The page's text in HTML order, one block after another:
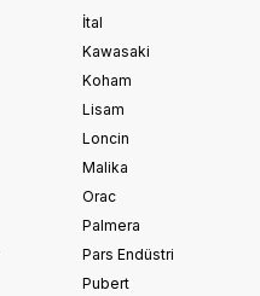
İtal
Kawasaki
Koham
Lisam
Loncin
Malika
Orac
Palmera
Pars Endüstri
Pubert